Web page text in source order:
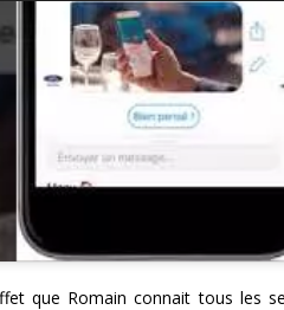
que Romain connait tous les